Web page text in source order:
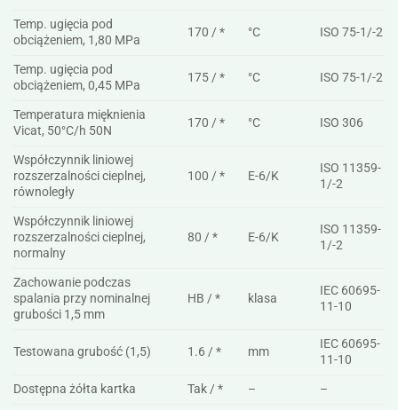
Temp. ugięcia pod
obciążeniem, 1,80 MPa
170 / * °C ISO 75-1/-2
Temp. ugięcia pod
obciążeniem, 0,45 MPa
175 / * °C ISO 75-1/-2
Temperatura mięknienia
Vicat, 50°C/h 50N
170 / * °C ISO 306
Współczynnik liniowej
rozszerzalności cieplnej,
równoległy
100 / * E-6/K
ISO 11359-
1/-2
Współczynnik liniowej
rozszerzalności cieplnej,
normalny
80 / * E-6/K
ISO 11359-
1/-2
Zachowanie podczas
spalania przy nominalnej
grubości 1,5 mm
HB / * klasa
IEC 60695-
11-10
Testowana grubość (1,5) 1.6 / * mm
IEC 60695-
11-10
Dostępna żółta kartka
Tak / * –
–